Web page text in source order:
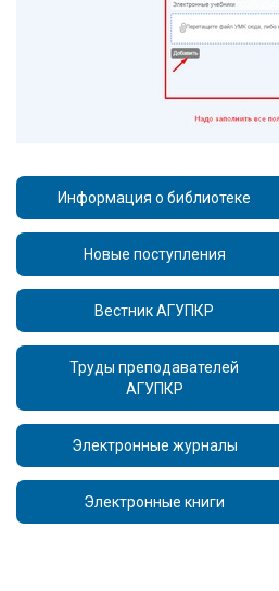
Информация о библиотеке
Новые поступления
Вестник АГУПКР
Труды преподавателей
АГУПКР
Электронные журналы
Электронные книги